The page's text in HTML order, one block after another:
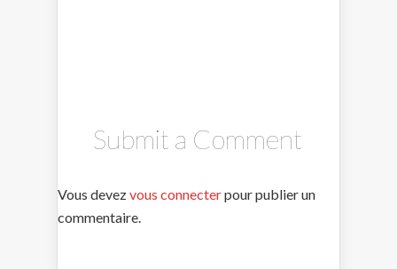
Submit a Comment
Vous devezvous connecterpour publier un
commentaire.